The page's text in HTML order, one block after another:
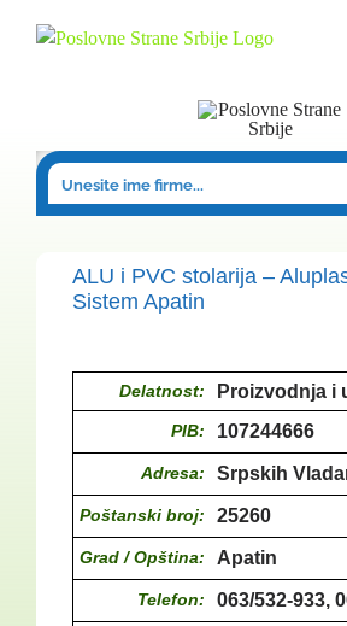
ALU i PVC stolarija –
Sistem Apatin
Delatnost: Proizvodnja i
PIB: 107244666
Adresa: Srpskih
Poštanski broj: 25260
Grad / Opština: Apatin
Telefon: 063/532-933,